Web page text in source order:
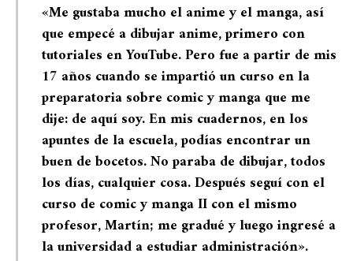
«Me gustaba mucho el anime y el manga, así
que empecé a dibujar anime, primero con
tutoriales en YouTube. Pero fue a partir de mis
17 años cuando se impartió un curso en la
preparatoria sobre comic y manga que me
dije: de aquí soy. En mis cuadernos, en los
apuntes de la escuela, podías encontrar un
buen de bocetos. No paraba de dibujar, todos
los días, cualquier cosa. Después seguí con el
curso de comic y manga II con el mismo
profesor, Martín; me gradué y luego ingresé a
la universidad a estudiar administración».